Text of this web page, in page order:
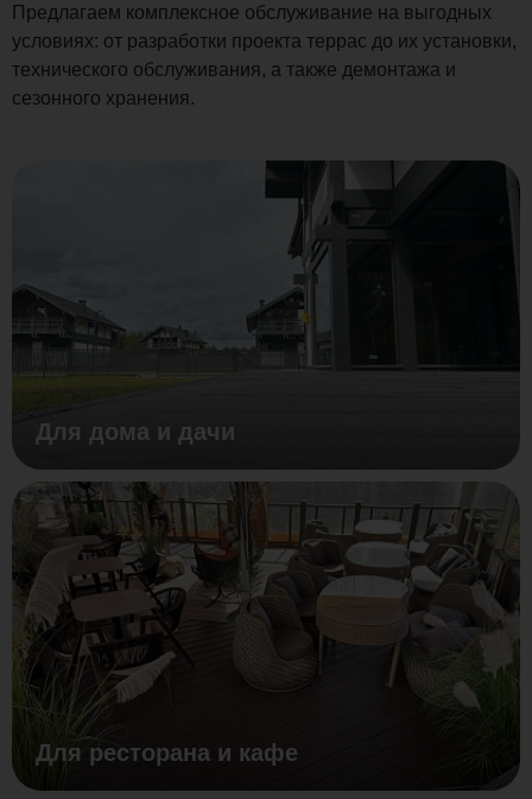
Предлагаем комплексное обслуживание на выгодных
условиях: от разработки проекта террас до их установки,
технического обслуживания, а также демонтажа и
сезонного хранения.
Для дома и дачи
Для ресторана и кафе